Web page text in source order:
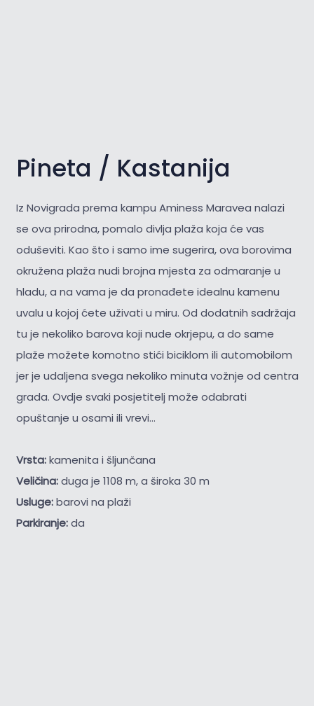
Pineta / Kastanija
Iz Novigrada prema kampu Aminess Maravea nalazi
se ova prirodna, pomalo divlja plaža koja će vas
oduševiti. Kao što i samo ime sugerira, ova borovima
okružena plaža nudi brojna mjesta za odmaranje u
hladu, a na vama je da pronađete idealnu kamenu
uvalu u kojoj ćete uživati u miru. Od dodatnih sadržaja
tu je nekoliko barova koji nude okrjepu, a do same
plaže možete komotno stići biciklom ili automobilom
jer je udaljena svega nekoliko minuta vožnje od centra
grada. Ovdje svaki posjetitelj može odabrati
opuštanje u osami ili vrevi...
Vrsta:kamenita i šljunčana
Veličina:duga je 1108 m, a široka 30 m
Usluge:barovi na plaži
Parkiranje:da